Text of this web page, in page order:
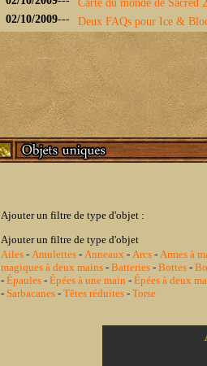
Carte du monde de Sacred
02/10/2009--- Deux FAQs pour Ice &
Ajouter un filtre de type d'objet :
Ajouter un filtre de type d'objet
Ailes - Amulettes - Anneaux - Arcs - Armes à
magiques à deux mains - Batteries - Bottes -
- Épaules - Épées à une main - Épées à deux
- Sarbacanes - Têtes réduites - Torse